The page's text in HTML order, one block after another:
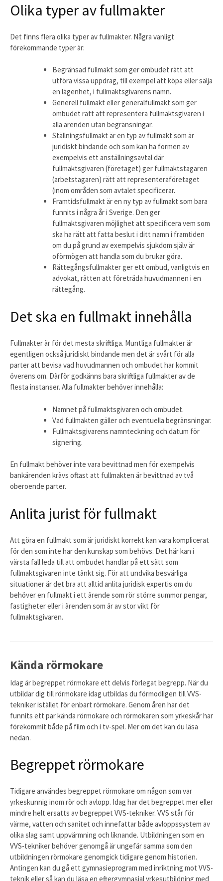
Olika typer av fullmakter
Det finns flera olika typer av fullmakter. Några vanligt
förekommande typer är:
Begränsad fullmakt som ger ombudet rätt att
utföra vissa uppdrag, till exempel att köpa eller sälja
en lägenhet, i fullmaktsgivarens namn.
Generell fullmakt eller generalfullmakt som ger
ombudet rätt att representera fullmaktsgivaren i
alla ärenden utan begränsningar.
Ställningsfullmakt är en typ av fullmakt som är
juridiskt bindande och som kan ha formen av
exempelvis ett anställningsavtal där
fullmaktsgivaren (företaget) ger fullmaktstagaren
(arbetstagaren) rätt att representeraföretaget
(inom områden som avtalet specificerar.
Framtidsfullmakt är en ny typ av fullmakt som bara
funnits i några år i Sverige. Den ger
fullmaktsgivaren möjlighet att specificera vem som
ska ha rätt att fatta beslut i ditt namn i framtiden
om du på grund av exempelvis sjukdom själv är
oförmögen att handla som du brukar göra.
Rättegångsfullmakter ger ett ombud, vanligtvis en
advokat, rätten att företräda huvudmannen i en
rättegång.
Det ska en fullmakt innehålla
Fullmakter är för det mesta skriftliga. Muntliga fullmakter är
egentligen också juridiskt bindande men det är svårt för alla
parter att bevisa vad huvudmannen och ombudet har kommit
överens om. Därför godkänns bara skriftliga fullmakter av de
flesta instanser. Alla fullmakter behöver innehålla:
Namnet på fullmaktsgivaren och ombudet.
Vad fullmakten gäller och eventuella begränsningar.
Fullmaktsgivarens namnteckning och datum för
signering.
En fullmakt behöver inte vara bevittnad men för exempelvis
bankärenden krävs oftast att fullmakten är bevittnad av två
oberoende parter.
Anlita jurist för fullmakt
Att göra en fullmakt som är juridiskt korrekt kan vara komplicerat
för den som inte har den kunskap som behövs. Det här kan i
värsta fall leda till att ombudet handlar på ett sätt som
fullmaktsgivaren inte tänkt sig. För att undvika besvärliga
situationer är det bra att alltid anlita juridisk expertis om du
behöver en fullmakt i ett ärende som rör större summor pengar,
fastigheter eller i ärenden som är av stor vikt för
fullmaktsgivaren.
Kända rörmokare
Idag är begreppet rörmokare ett delvis förlegat begrepp. När du
utbildar dig till rörmokare idag utbildas du förmodligen till VVS-
tekniker istället för enbart rörmokare. Genom åren har det
funnits ett par kända rörmokare och rörmokaren som yrkeskår har
förekommit både på film och i tv-spel. Mer om det kan du läsa
nedan.
Begreppet rörmokare
Tidigare användes begreppet rörmokare om någon som var
yrkeskunnig inom rör och avlopp. Idag har det begreppet mer eller
mindre helt ersatts av begreppet VVS-tekniker. VVS står för
värme, vatten och sanitet och innefattar både avloppssystem av
olika slag samt uppvärmning och liknande. Utbildningen som en
VVS-tekniker behöver genomgå är ungefär samma som den
utbildningen rörmokare genomgick tidigare genom historien.
Antingen kan du gå ett gymnasieprogram med inriktning mot VVS-
teknik eller så kan du läsa en eftergymnasial yrkesutbildning med